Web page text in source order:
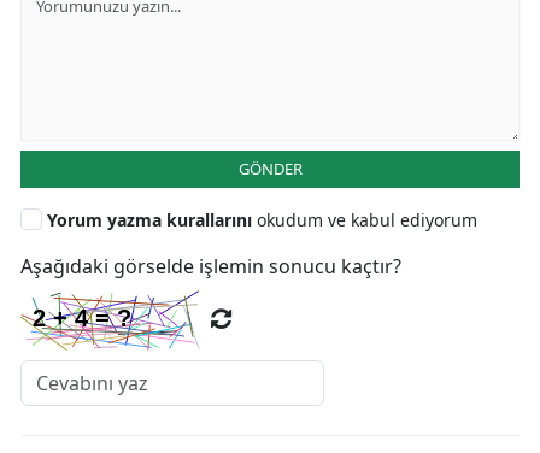
GÖNDER
Yorum yazma kurallarını okudum ve kabul ediyorum
Aşağıdaki görselde işlemin sonucu kaçtır?